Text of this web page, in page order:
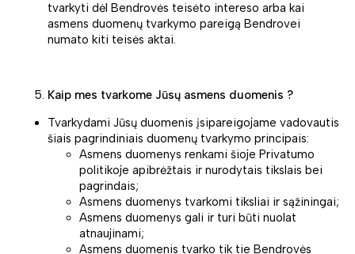
tvarkyti dėl Bendrovės teisėto intereso arba kai
asmens duomenų tvarkymo pareigą Bendrovei
numato kiti teisės aktai.
Kaip mes tvarkome Jūsų asmens duomenis ?
Tvarkydami Jūsų duomenis įsipareigojame vadovautis
šiais pagrindiniais duomenų tvarkymo principais:
Asmens duomenys renkami šioje Privatumo
politikoje apibrėžtais ir nurodytais tikslais bei
pagrindais;
Asmens duomenys tvarkomi tiksliai ir sąžiningai;
Asmens duomenys gali ir turi būti nuolat
atnaujinami;
Asmens duomenis tvarko tik tie Bendrovės